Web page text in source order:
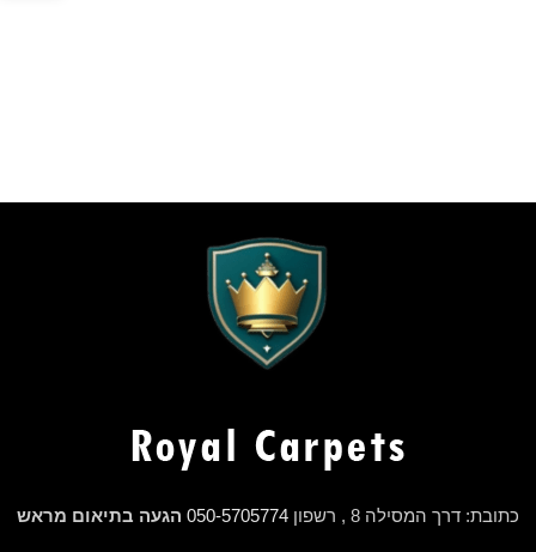
כתובת: דרך המסילה 8 , רשפון 050-5705774 הגעה בתיאום מראש